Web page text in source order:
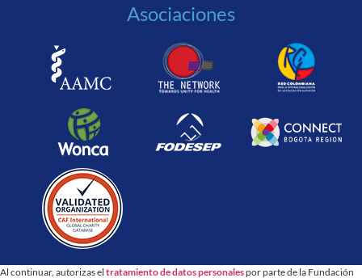
Asociaciones
Al continuar, autorizas el tratamiento de datos personalespor parte de la Fundación